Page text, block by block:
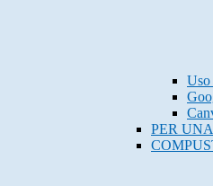
PER